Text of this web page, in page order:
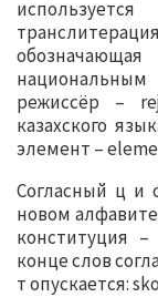
режиссёр –
казахского
элемент –
Согласный ц и
новом алфавите
конституция
конце слов
т опускается: